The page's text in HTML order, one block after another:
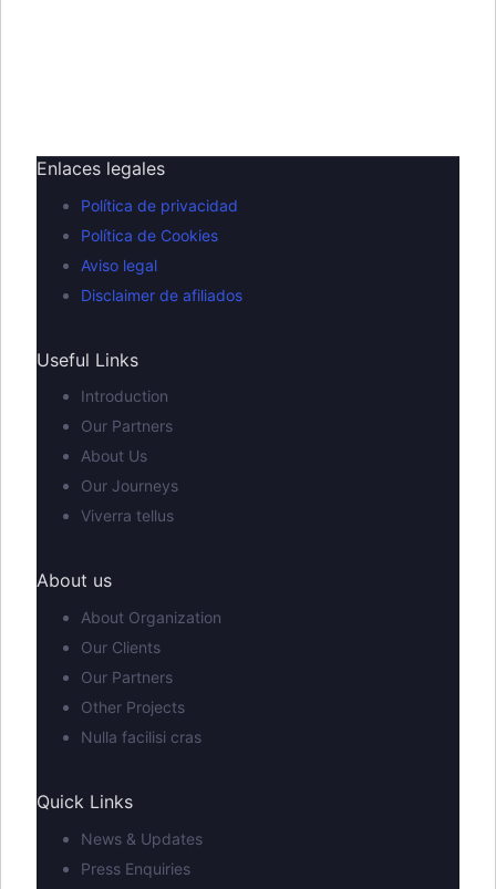
Enlaces legales
Política de privacidad
Política de Cookies
Aviso legal
Disclaimer de afiliados
Useful Links
Introduction
Our Partners
About Us
Our Journeys
Viverra tellus
About us
About Organization
Our Clients
Our Partners
Other Projects
Nulla facilisi cras
Quick Links
News & Updates
Press Enquiries